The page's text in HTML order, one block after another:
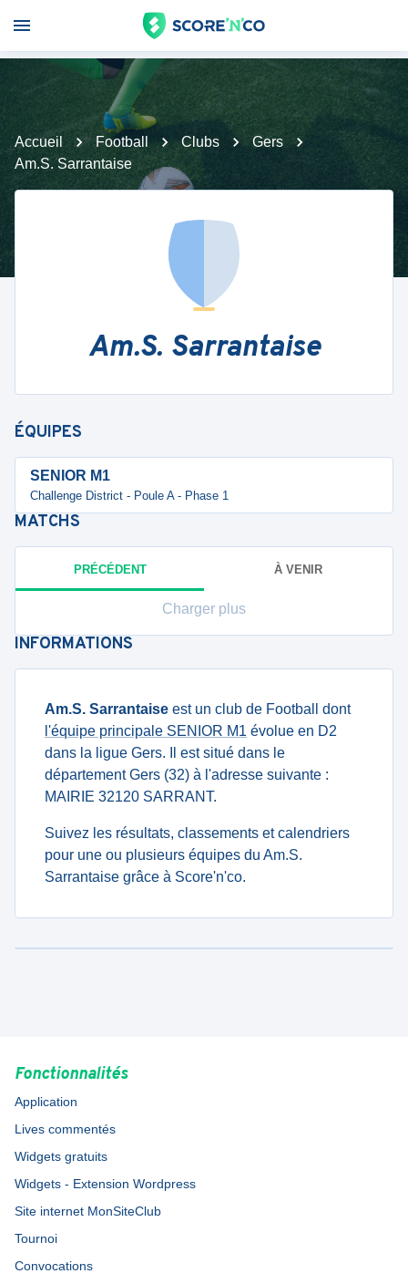
Accueil Football Clubs
Gers
Am.S. Sarrantaise
Am.S. Sarrantaise
ÉQUIPES
SENIOR M1
Challenge District - Poule A - Phase 1
MATCHS
PRÉCÉDENT À VENIR
Charger plus
INFORMATIONS
Am.S. Sarrantaise est un club de Football dont
l'équipe principale SENIOR M1 évolue en D2
dans la ligue Gers. Il est situé dans le
département Gers (32) à l'adresse suivante :
MAIRIE 32120 SARRANT.
Suivez les résultats, classements et calendriers
pour une ou plusieurs équipes du Am.S.
Sarrantaise grâce à Score'n'co.
Fonctionnalités
Application
Lives commentés
Widgets gratuits
Widgets - Extension Wordpress
Site internet MonSiteClub
Tournoi
Convocations